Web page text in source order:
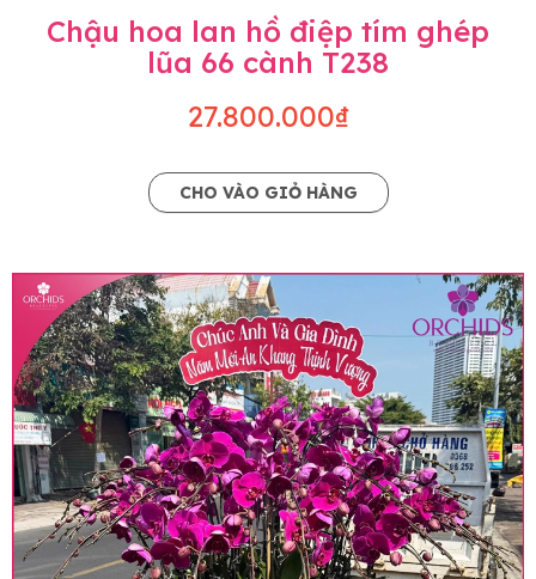
Chậu hoa lan hồ điệp tím ghép
lũa 66 cành T238
27.800.000₫
CHO VÀO GIỎ HÀNG